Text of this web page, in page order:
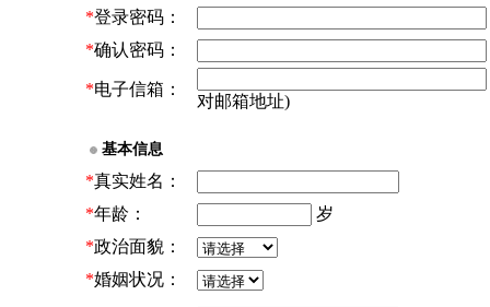
*登录密码：
*确认密码：
*电子信箱：
对邮箱地址)
基本信息
*真实姓名：
*年龄：
岁
*政治面貌：
*婚姻状况：